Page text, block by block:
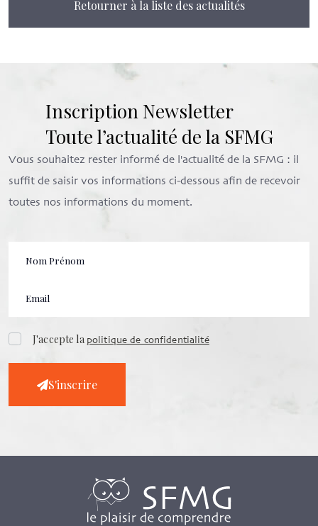
Retourner à la liste des actualités
Inscription Newsletter
Toute l’actualité de la SFMG
Vous souhaitez rester informé de l'actualité de la SFMG : il
suffit de saisir vos informations ci-dessous afin de recevoir
toutes nos informations du moment.
J'accepte lapolitique de confidentialité
S'inscrire